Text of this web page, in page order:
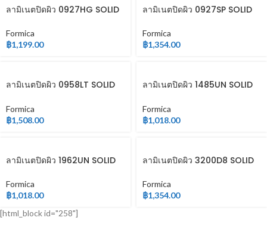
ลามิเนตปิดผิว 0927HG SOLID
Formica
฿1,199.00
ลามิเนตปิดผิว 0927SP SOLID
Formica
฿1,354.00
ลามิเนตปิดผิว 0958LT SOLID
Formica
฿1,508.00
ลามิเนตปิดผิว 1485UN SOLID
Formica
฿1,018.00
ลามิเนตปิดผิว 1962UN SOLID
Formica
฿1,018.00
ลามิเนตปิดผิว 3200D8 SOLID
Formica
฿1,354.00
[html_block id="258"]